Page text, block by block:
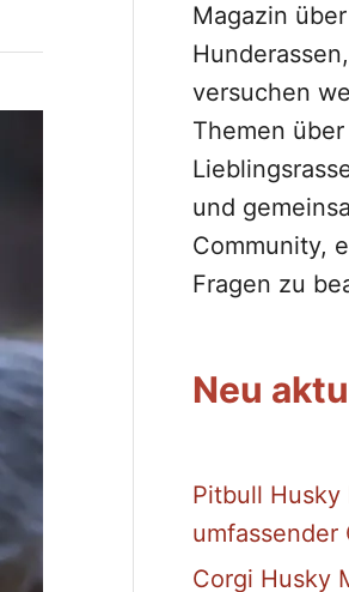
Magazin
versuchen
Themen
und
Community,
Fragen zu
Neu
Pitbull Husky
umfassender
Corgi Husky